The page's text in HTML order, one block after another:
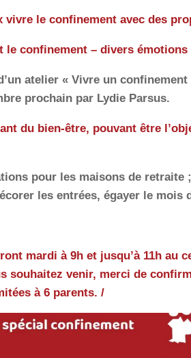
vivre le confinement avec des
le confinement – divers
atelier « Vivre un
prochain par Lydie Parsus.
du bien-être, pouvant être
pour les maisons de retraite
les entrées, égayer le mois
mardi à 9h et jusqu’à 11h au
souhaitez venir, merci de
à 6 parents. /